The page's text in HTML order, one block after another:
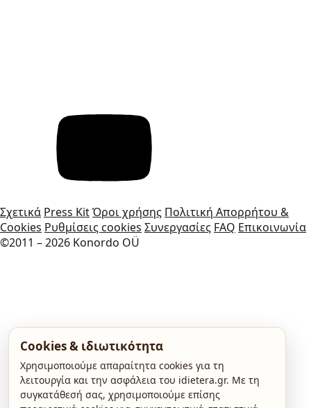
Σχετικά Press KitΌροι χρήσης Πολιτική Απορρήτου &
Cookies Ρυθμίσεις cookies Συνεργασίες FAQ Επικοινωνία
©2011 – 2026 Konordo OÜ
Cookies & ιδιωτικότητα
Χρησιμοποιούμε απαραίτητα cookies για τη
λειτουργία και την ασφάλεια του idietera.gr. Με τη
συγκατάθεσή σας, χρησιμοποιούμε επίσης